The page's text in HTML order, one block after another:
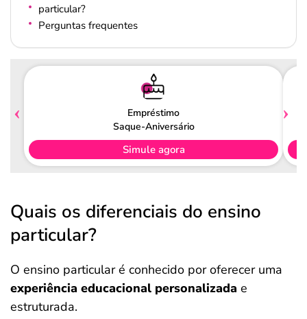
particular?
Perguntas frequentes
Empréstimo
Saque-Aniversário
Simule agora
Quais os diferenciais do ensino
particular?
O ensino particular é conhecido por oferecer uma
experiência educacional personalizada e
estruturada.